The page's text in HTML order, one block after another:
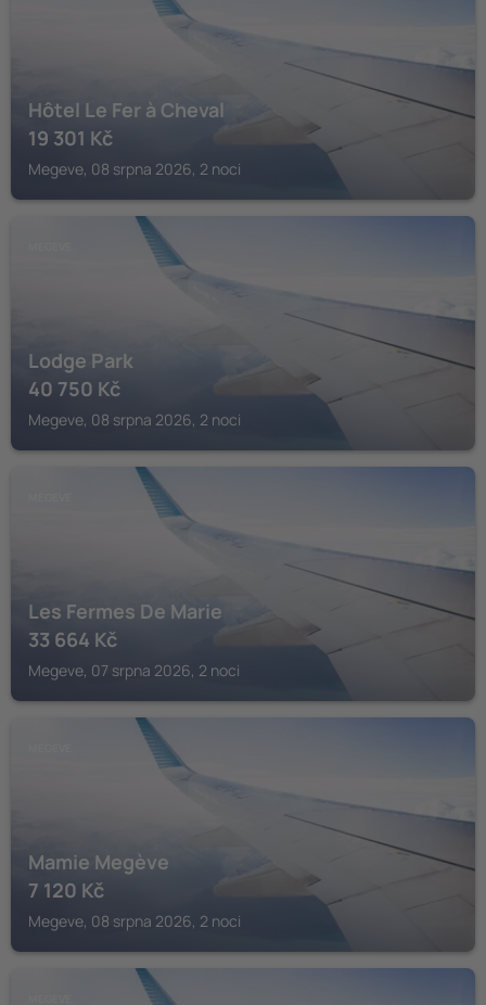
Hôtel Le Fer à Cheval
19 301 Kč
Megeve, 08 srpna 2026, 2 noci
Lodge Park
40 750 Kč
Megeve, 08 srpna 2026, 2 noci
Les Fermes De Marie
33 664 Kč
Megeve, 07 srpna 2026, 2 noci
Mamie Megève
7 120 Kč
Megeve, 08 srpna 2026, 2 noci